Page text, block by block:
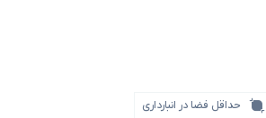
حداقل فضا در انبارداری